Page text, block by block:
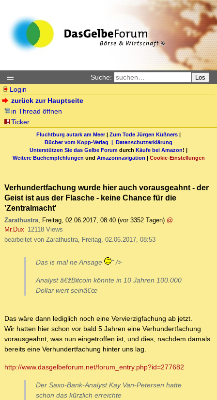
Suche: Los
Login
zurück zur Hauptseite
in Thread öffnen
Ticker
Fluchtburg autark am Meer| Zum Tode Jürgen Küßners |
Bücher vom Kopp-Verlag | Datenschutzerklärung
Unterstützen Sie das Gelbe Forum durch Käufe bei Amazon! |
Weitere Buchempfehlungen und Amazonnavigation | Cookie-Einstellungen
Verhundertfachung wurde hier auch vorausgeahnt - der
Geist ist aus der Flasche - keine Chance für die
'Zentralmacht'
Zarathustra, Freitag, 02.06.2017, 08:40 (vor 3352 Tagen) @
Mr.Dux 12118 Views
bearbeitet von Zarathustra, Freitag, 02.06.2017, 08:53
Das is mal ne Ansage " />
Analyst â€žBitcoin könnte in 10 Jahren 100.000
Dollar wert seinâ€œ
Das wäre dann lediglich noch eine Vervierzigfachung ab jetzt.
Wir hatten hier schon vor bald 5 Jahren eine Verhundertfachung
vorausgeahnt, was nun eingetroffen ist, und dies, nachdem damals
bereits eine Verhundertfachung hinter uns lag.
http://www.dasgelbeforum.net/forum_entry.php?id=277682
Der Saxo-Bank-Analyst Kay Van-Petersen hatte
schon das kürzlich erreichte